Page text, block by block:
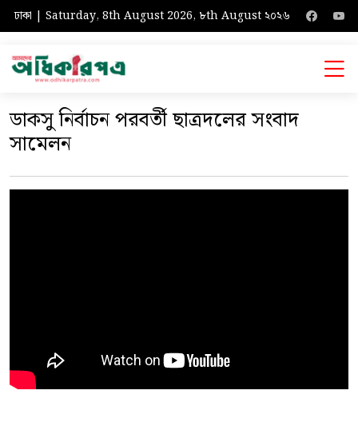
ঢাকা | Saturday, 8th August 2026, ৮th August ২০২৬
ডাকসু নির্বাচন পরবর্তী ছাত্রদলের সংবাদ
সামেলন